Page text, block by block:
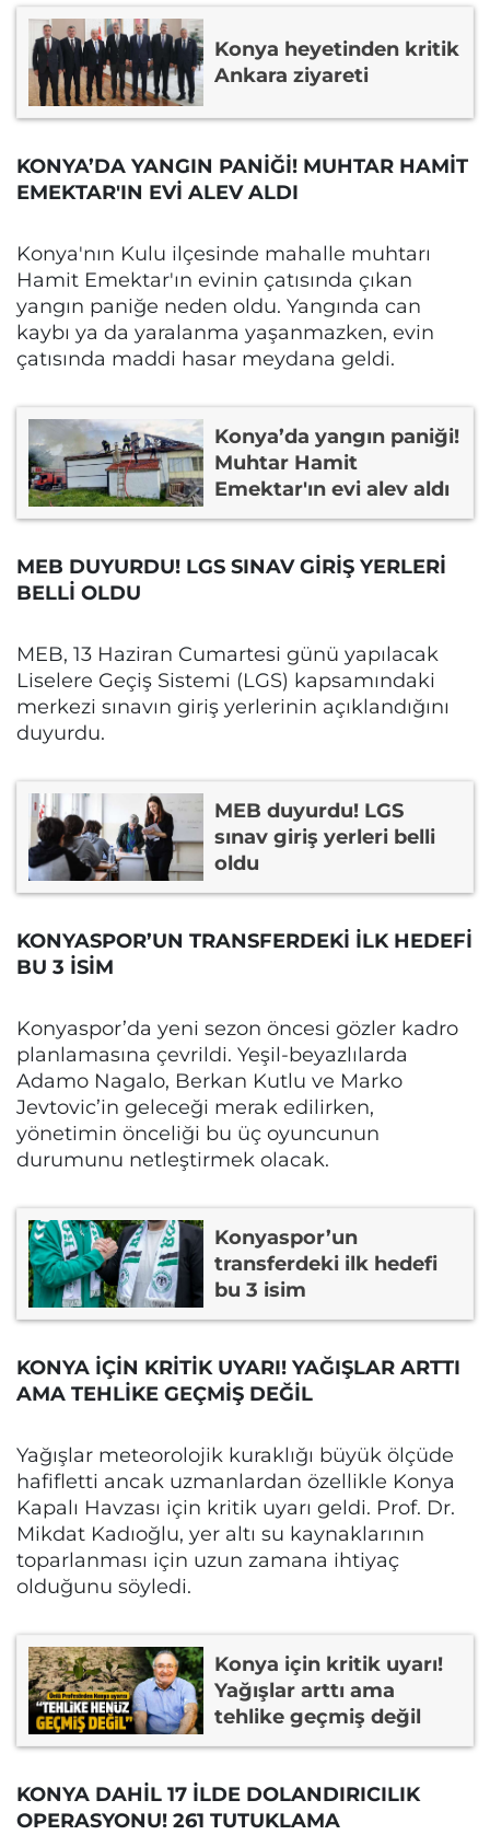
Konya heyetinden kritik
Ankara ziyareti
KONYA’DA YANGIN PANİĞİ! MUHTAR HAMİT
EMEKTAR'IN EVİ ALEV ALDI
Konya'nın Kulu ilçesinde mahalle muhtarı
Hamit Emektar'ın evinin çatısında çıkan
yangın paniğe neden oldu. Yangında can
kaybı ya da yaralanma yaşanmazken, evin
çatısında maddi hasar meydana geldi.
Konya’da yangın paniği!
Muhtar Hamit
Emektar'ın evi alev aldı
MEB DUYURDU! LGS SINAV GİRİŞ YERLERİ
BELLİ OLDU
MEB, 13 Haziran Cumartesi günü yapılacak
Liselere Geçiş Sistemi (LGS) kapsamındaki
merkezi sınavın giriş yerlerinin açıklandığını
duyurdu.
MEB duyurdu! LGS
sınav giriş yerleri belli
oldu
KONYASPOR’UN TRANSFERDEKİ İLK HEDEFİ
BU 3 İSİM
Konyaspor’da yeni sezon öncesi gözler kadro
planlamasına çevrildi. Yeşil-beyazlılarda
Adamo Nagalo, Berkan Kutlu ve Marko
Jevtovic’in geleceği merak edilirken,
yönetimin önceliği bu üç oyuncunun
durumunu netleştirmek olacak.
Konyaspor’un
transferdeki ilk hedefi
bu 3 isim
KONYA İÇİN KRİTİK UYARI! YAĞIŞLAR ARTTI
AMA TEHLİKE GEÇMİŞ DEĞİL
Yağışlar meteorolojik kuraklığı büyük ölçüde
hafifletti ancak uzmanlardan özellikle Konya
Kapalı Havzası için kritik uyarı geldi. Prof. Dr.
Mikdat Kadıoğlu, yer altı su kaynaklarının
toparlanması için uzun zamana ihtiyaç
olduğunu söyledi.
Konya için kritik uyarı!
Yağışlar arttı ama
tehlike geçmiş değil
KONYA DAHİL 17 İLDE DOLANDIRICILIK
OPERASYONU! 261 TUTUKLAMA